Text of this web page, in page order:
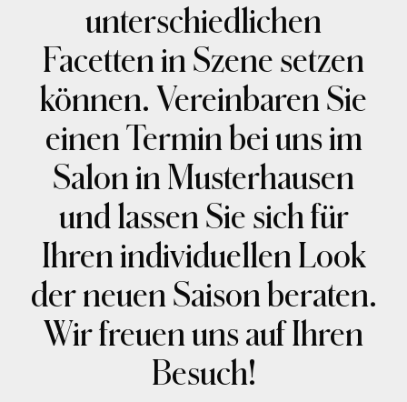
unterschiedlichen
Facetten in Szene setzen
können. Vereinbaren Sie
einen Termin bei uns im
Salon in Musterhausen
und lassen Sie sich für
Ihren individuellen Look
der neuen Saison beraten.
Wir freuen uns auf Ihren
Besuch!